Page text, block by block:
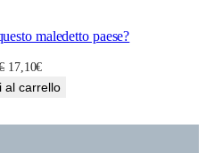
maledetto paese?
Il
prezzo
era:
17,10€Il
prezzo
è:
al carrello